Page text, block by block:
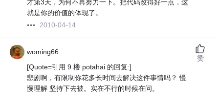
才第3天，为何不再努力一下。把代码改得好一点，这
就是你的价值的体现了。
2010-04-14
woming66
[Quote=引用 9 楼 potahai 的回复:]
悲剧啊，有限制你花多长时间去解决这件事情吗？ 慢
慢理解 坚持下去被。实在不行的时候在问。
赞